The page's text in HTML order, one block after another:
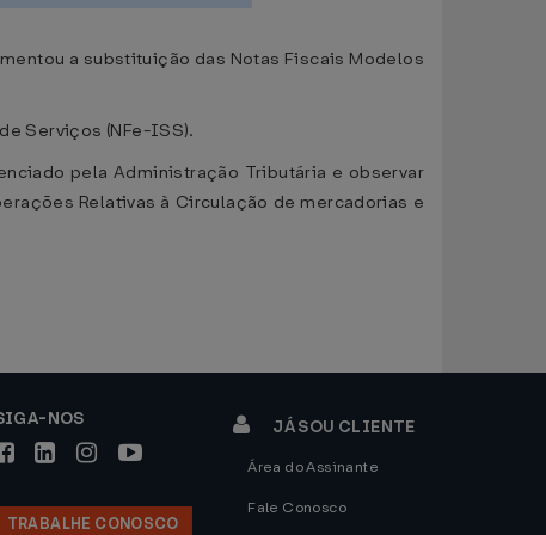
a substituição das Notas Fiscais Modelos
Serviços (NFe-ISS).
pela Administração Tributária e observar
Relativas à Circulação de mercadorias e
NOS
TRABALHE CONOSCO
JÁ SOU CLIENTE
Área do Assinante
Fale Conosco